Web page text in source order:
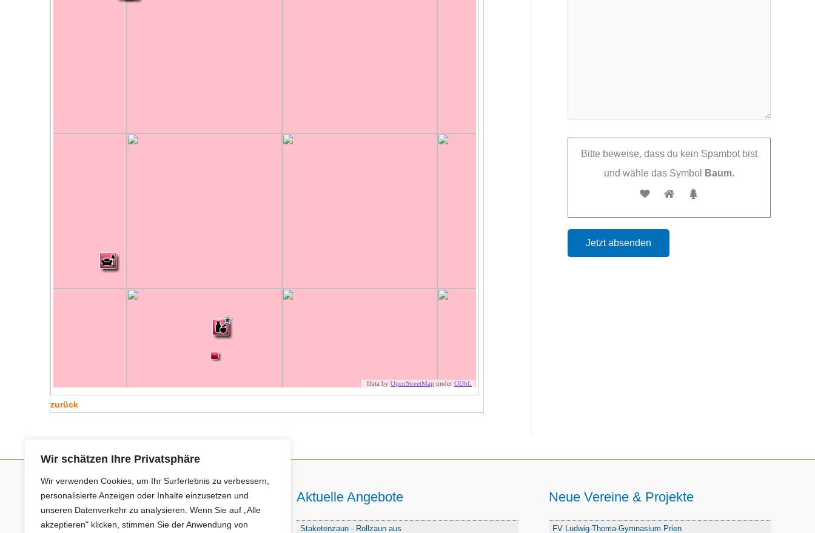
Wir schätzen Ihre Privatsphäre
Wir verwenden Cookies, um Ihr Surferlebnis zu verbessern,
personalisierte Anzeigen oder Inhalte einzusetzen und
unseren Datenverkehr zu analysieren. Wenn Sie auf „Alle
akzeptieren" klicken, stimmen Sie der Anwendung von
zurück
Bitte beweise, dass du kein Spambot bist
und wähle das Symbol
Baum.
Neue Anbieter
Baum- und Bienenpflege Thullner
Aktuelle Angebote
Staketenzaun - Rollzaun aus
Neue Vereine & Projekte
FV Ludwig-Thoma-Gymnasium Prien